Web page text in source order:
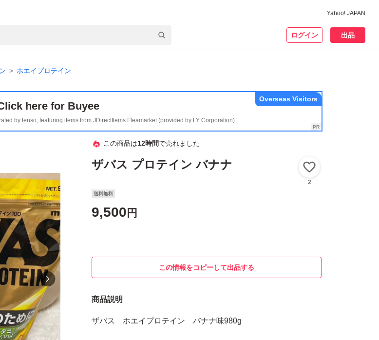
Yahoo! JAPAN
ログイン 出品
ホエイプロテイン
here for Buyee
by tenso, featuring items from JDirectItems Fleamarket (provided by LY Corporation)
Overseas Visitors
この商品は12時間で売れました
ザバス プロテイン バナナ
2
送料無料
9,500 円
この情報をコピーして出品する
商品説明
ザバス ホエイプロテイン バナナ味980g